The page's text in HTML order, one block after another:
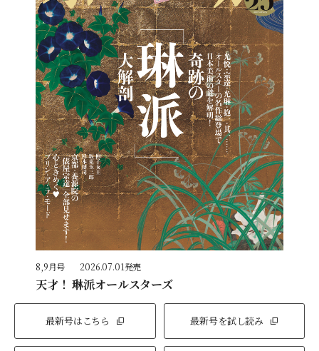
8,9月号 2026.07.01発売
天才！ 琳派オールスターズ
最新号はこちら 最新号を試し読み